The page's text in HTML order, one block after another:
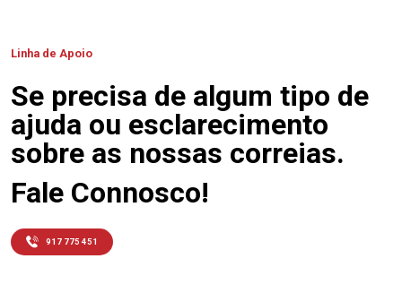
Linha de Apoio
Se precisa de algum tipo de
ajuda ou esclarecimento
sobre as nossas correias.
Fale Connosco!
917 775 451